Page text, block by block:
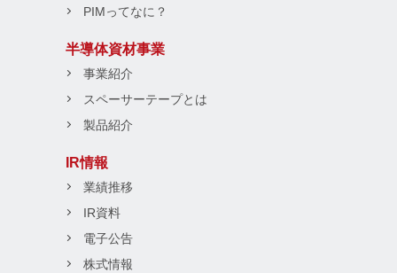
PIMってなに？
半導体資材事業
事業紹介
スペーサーテープとは
製品紹介
IR情報
業績推移
IR資料
電子公告
株式情報